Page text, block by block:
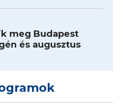
meg Budapest
és augusztus